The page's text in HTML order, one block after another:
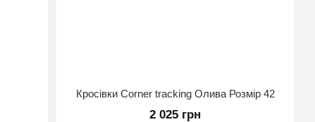
Кросівки Corner tracking Олива Розмір 42
2 025 грн